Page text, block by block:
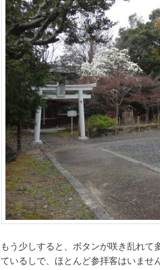
もう少しすると、ボタンが咲き乱れ
ているしで、ほとんど参拝客はいません